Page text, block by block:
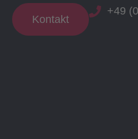
Kontakt
+49